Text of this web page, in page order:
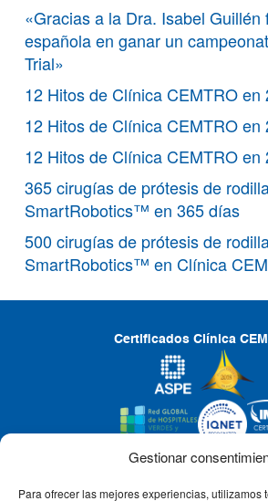
Gestionar
Para ofrecer las mejores experiencias, utilizamos
«Gracias a la Dra. Isabel Guillén
española en ganar un
Trial»
12 Hitos de Clínica CEMTRO en
12 Hitos de Clínica CEMTRO en
12 Hitos de Clínica CEMTRO en
365 cirugías de prótesis de
SmartRobotics™ en 365 días
500 cirugías de prótesis de
SmartRobotics™ en Clínica
Certificados Clínica